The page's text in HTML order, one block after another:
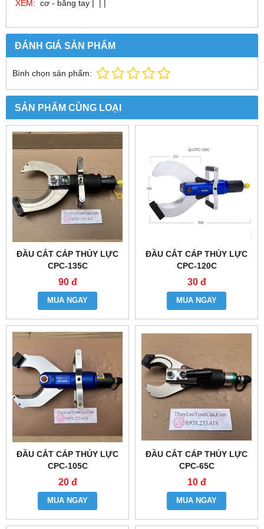
XEM: cơ - bằng tay | | |
ĐÁNH GIÁ SẢN PHẨM
Bình chọn sản phẩm:
SẢN PHẨM CÙNG LOẠI
ĐẦU CẮT CÁP THỦY LỰC
CPC-135C
90 đ
MUA NGAY
ĐẦU CẮT CÁP THỦY LỰC
CPC-120C
30 đ
MUA NGAY
ĐẦU CẮT CÁP THỦY LỰC
CPC-105C
20 đ
MUA NGAY
ĐẦU CẮT CÁP THỦY LỰC
CPC-65C
10 đ
MUA NGAY